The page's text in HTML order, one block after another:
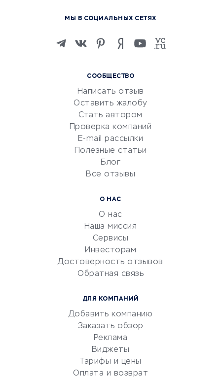
Изучение иностранных
Маркетинг и продажи
Репетиторство
Красота и здоровье
Сервисы по поиску работы
Сетевой маркетинг
УСЛУГИ ДЛЯ БИЗНЕСА
документооборот
Юридические компании
Бухгалтерия онлайн
СООБЩЕСТВО
Написать отзыв
Оставить жалобу
Стать автором
Проверка компаний
E-mail рассылки
Полезные статьи
Блог
Все отзывы
О НАС
О нас
Наша миссия
Сервисы
Инвесторам
Достоверность отзывов
Обратная связь
ДЛЯ КОМПАНИЙ
Добавить компанию
Заказать обзор
Реклама
Виджеты
Тарифы и цены
Оплата и возврат
МЫ В СОЦИАЛЬНЫХ СЕТЯХ